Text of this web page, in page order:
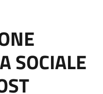
SOCIALE